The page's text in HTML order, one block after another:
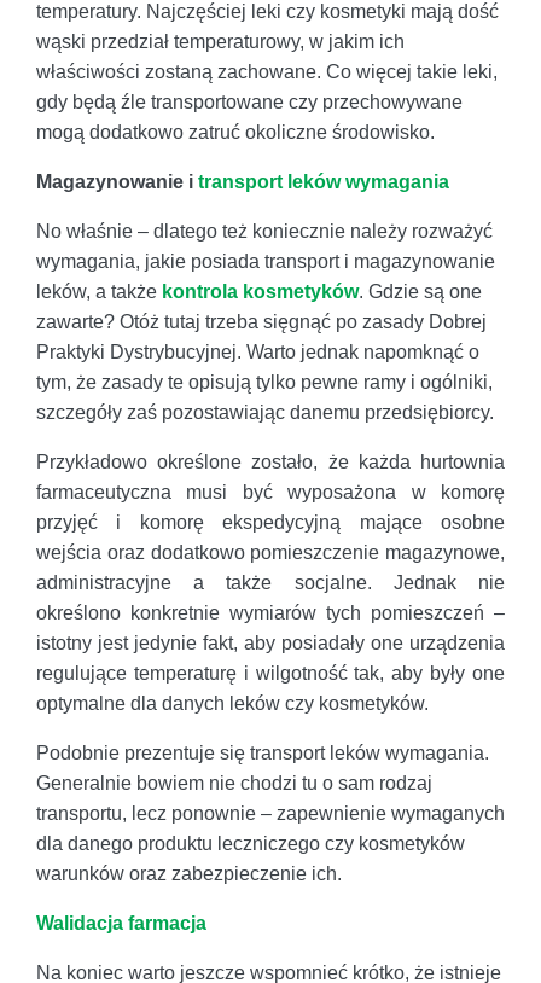
temperatury. Najczęściej leki czy kosmetyki mają dość
wąski przedział temperaturowy, w jakim ich
właściwości zostaną zachowane. Co więcej takie leki,
gdy będą źle transportowane czy przechowywane
mogą dodatkowo zatruć okoliczne środowisko.
Magazynowanie i transport leków wymagania
No właśnie – dlatego też koniecznie należy rozważyć
wymagania, jakie posiada transport i magazynowanie
leków, a także kontrola kosmetyków. Gdzie są one
zawarte? Otóż tutaj trzeba sięgnąć po zasady Dobrej
Praktyki Dystrybucyjnej. Warto jednak napomknąć o
tym, że zasady te opisują tylko pewne ramy i ogólniki,
szczegóły zaś pozostawiając danemu przedsiębiorcy.
Przykładowo określone zostało, że każda hurtownia
farmaceutyczna musi być wyposażona w komorę
przyjęć i komorę ekspedycyjną mające osobne
wejścia oraz dodatkowo pomieszczenie magazynowe,
administracyjne a także socjalne. Jednak nie
określono konkretnie wymiarów tych pomieszczeń –
istotny jest jedynie fakt, aby posiadały one urządzenia
regulujące temperaturę i wilgotność tak, aby były one
optymalne dla danych leków czy kosmetyków.
Podobnie prezentuje się transport leków wymagania.
Generalnie bowiem nie chodzi tu o sam rodzaj
transportu, lecz ponownie – zapewnienie wymaganych
dla danego produktu leczniczego czy kosmetyków
warunków oraz zabezpieczenie ich.
Walidacja farmacja
Na koniec warto jeszcze wspomnieć krótko, że istnieje